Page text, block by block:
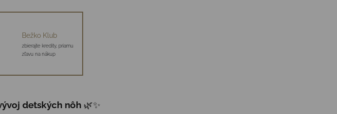
Bežko Klub
zbierajte kredity, priamu
zľavu na nákup
detských nôh 🌿✨